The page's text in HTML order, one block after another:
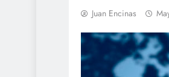
Juan Encinas